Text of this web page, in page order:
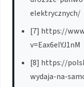
elektrycznych/
[7] https://
v=Eax6eIYJ1nM
[8] https://
wydaja-na-